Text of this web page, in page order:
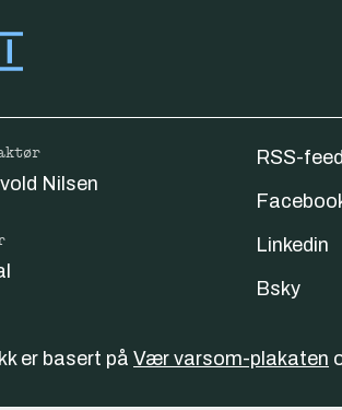
Nilsen
RSS-
Linkedin
Bsky
er basert på Vær varsom-plakaten